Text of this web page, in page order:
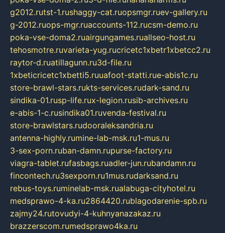
g2012.rutst-1.rushaggy-cat.ruopsmgr.ruev-gallery.ru
g-2012.ruops-mgr.ruaccounts-112.rucsm-demo.ru
poka-vse-doma2.ruairgungames.ruallseo-host.ru
tehosmotre.ruvarieta-yug.rucricetc1xbetr1xbetcc2.ru
raytor-d.ruatillagunn.ru3d-file.ru
1xbeticricetc1xbetti5.ruuafoot-statti.rue-abis1c.ru
store-brawl-stars.rukts-services.rudark-sand.ru
sindika-01.rusp-life.rux-legion.rusib-archives.ru
e-abis-1-c.rusindika01.ruvenda-festival.ru
store-brawlstars.rudooraleksandria.ru
antenna-highly.rumine-lab-msk.ru1-mus.ru
3-sex-porn.ruban-damn.rupurse-factory.ru
viagra-tablet.rufasbags.ruadler-jun.rubandamn.ru
fincontech.ru3sexporn.ru1mus.rudarksand.ru
rebus-toys.ruminelab-msk.rualabuga-cityhotel.ru
medsprawo-4-ka.ru2864420.rublagodarenie-spb.ru
zajmy24.rutovudyi-4-kuhnyanazakaz.ru
brazzerscom.rumedsprawo4ka.ru